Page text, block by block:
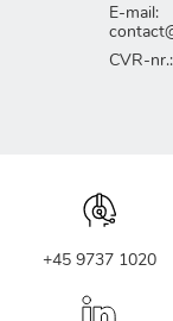
E-mail:
CVR-
+45 9737 1020